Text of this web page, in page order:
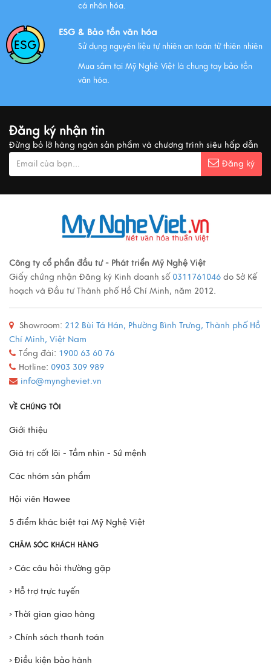
QUÀ VĂN HÓA VIỆT TẶNG KHÁCH QUỐC TẾ
Xem thêm
Ý nghĩa cảnh vật Tranh sơn mài
Các loại tranh sơn mài nổi tiếng
Xem thêm
Quy trình sản xuất đồ đồng
Xem thêm
Mô Hình Thuyền France II - Món Quà Chinh Phục Mọi
Xem thêm
cá nhân hóa.
ESG & Bảo tồn văn hóa
Sử dụng nguyên liệu tự nhiên an toàn từ thiên nhiên
Mua sắm tại Mỹ Nghệ Việt là chung tay bảo tồn
văn hóa.
Đăng ký nhận tin
Đừng bỏ lỡ hàng ngàn sản phẩm và chương trình siêu hấp dẫn
Đăng ký
Công ty cổ phẩn đầu tư - Phát triển Mỹ Nghệ Việt
Giấy chứng nhận Đăng ký Kinh doanh số 0311761046 do Sở Kế
hoạch và Đầu tư Thành phố Hồ Chí Minh, năm 2012.
Showroom: 212 Bùi Tá Hán, Phường Bình Trưng, Thành phố Hồ
Chí Minh, Việt Nam
Tổng đài: 1900 63 60 76
Hotline: 0903 309 989
info@myngheviet.vn
VỀ CHÚNG TÔI
Giới thiệu
Giá trị cốt lõi - Tầm nhìn - Sứ mệnh
Các nhóm sản phẩm
Hội viên Hawee
5 điểm khác biệt tại Mỹ Nghệ Việt
CHĂM SÓC KHÁCH HÀNG
› Các câu hỏi thường gặp
› Hỗ trợ trực tuyến
› Thời gian giao hàng
› Chính sách thanh toán
› Điều kiện bảo hành